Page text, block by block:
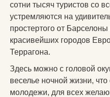
сотни тысяч туристов со
устремляются на
простертого от Барселоны
красивейших городов
Террагона.
Здесь можно с головой
веселье ночной жизни,
молодежи, для всех